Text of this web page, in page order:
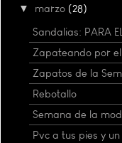
▼ marzo (28)
Sandalias: PARA
Zapateando por el
Zapatos de la
Rebotallo
Semana de la
Pvc a tus pies y